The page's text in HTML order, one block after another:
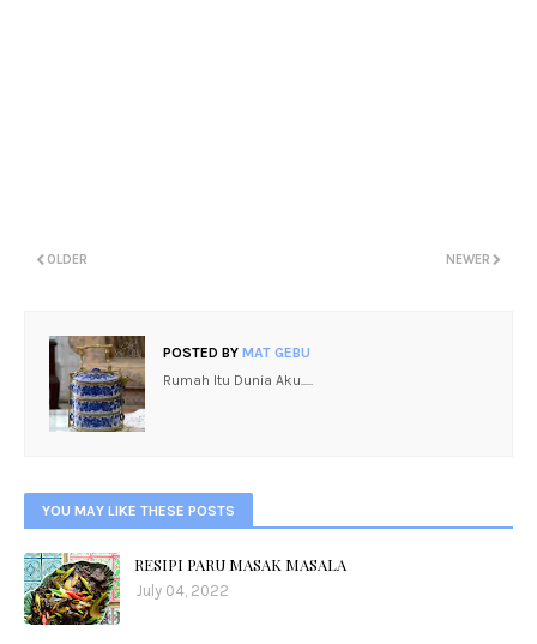
NEWER
OLDER
POSTED BY MAT GEBU
Rumah Itu Dunia Aku.....
YOU MAY LIKE THESE POSTS
RESIPI PARU MASAK MASALA
July 04, 2022